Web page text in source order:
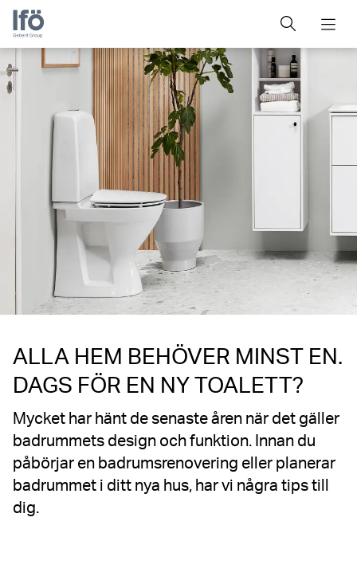
ALLA HEM BEHÖVER MINST EN.
DAGS FÖR EN NY TOALETT?
Mycket har hänt de senaste åren när det gäller
badrummets design och funktion. Innan du
påbörjar en badrumsrenovering eller planerar
badrummet i ditt nya hus, har vi några tips till
dig.